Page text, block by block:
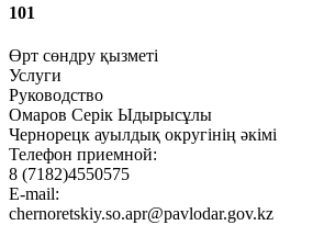
101
Өрт сөндру қызметі
Услуги
Руководство
Омаров Серік Ыдырысұлы
Чернорецк ауылдық округінің әкімі
Телефон приемной:
8 (7182)4550575
E-mail:
chernoretskiy.so.apr@pavlodar.gov.kz